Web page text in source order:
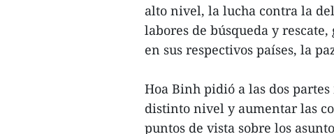
alto nivel, la lucha contra la
labores de búsqueda y
en sus respectivos países, la
Hoa Binh pidió a las dos
distinto nivel y aumentar las
puntos de vista sobre los